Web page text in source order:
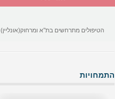
הטיפולים מתרחשים בת"א ומרחוק(אונליין)
התמחויות